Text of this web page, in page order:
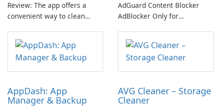
Review: The app offers a
convenient way to clean
and junk files from the SD
card. It aims to provide more
available storage space for
your device. The app includes
AdGuard Content Blocker
AdBlocker Only for
Samsung Internet with
customizable filters. AdGuard
Content Blocker is a free
Android app that blocks ads
Samsung Internet mobile
browser without …
AppDash: App
Manager & Backup
AVG Cleaner – Storage
Cleaner